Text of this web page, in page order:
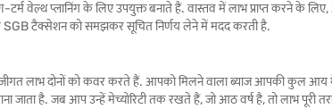
वेल्थ प्लानिंग के लिए उपयुक्त बनाते हैं. वास्तव में लाभ प्राप्त करने के
SGB टैक्सेशन को समझकर सूचित निर्णय लेने में मदद करती है.
लाभ दोनों को कवर करते हैं. आपको मिलने वाला ब्याज आपकी कुल
है. जब आप उन्हें मेच्योरिटी तक रखते हैं, जो आठ वर्ष है, तो लाभ पूरी